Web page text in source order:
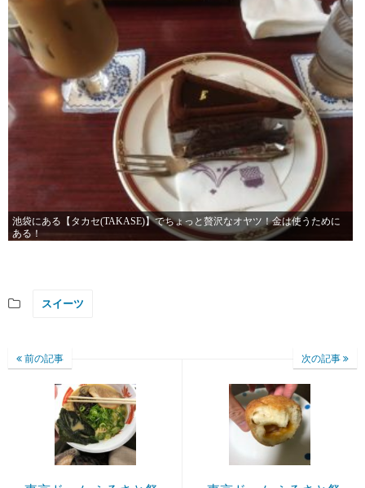
池袋にある【タカセ(TAKASE)】でちょっと贅沢なオヤツ！金は使うために
ある！
スイーツ
前の記事 次の記事